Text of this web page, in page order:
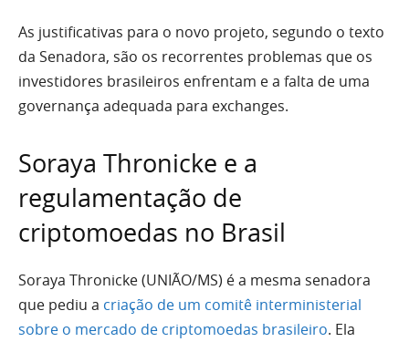
As justificativas para o novo projeto, segundo o texto
da Senadora, são os recorrentes problemas que os
investidores brasileiros enfrentam e a falta de uma
governança adequada para exchanges.
Soraya Thronicke e a
regulamentação de
criptomoedas no Brasil
Soraya Thronicke (UNIÃO/MS) é a mesma senadora
que pediu a criação de um comitê interministerial
sobre o mercado de criptomoedas brasileiro. Ela